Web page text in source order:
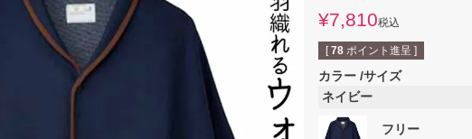
¥7,810税込
[ 78 ポイント進呈 ]
カラー サイズ
ネイビー
フリー